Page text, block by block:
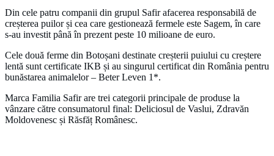
Din cele patru companii din grupul Safir afacerea responsabilă de
creșterea puilor și cea care gestionează fermele este Sagem, în care
s-au investit până în prezent peste 10 milioane de euro.
Cele două ferme din Botoșani destinate creșterii puiului cu creștere
lentă sunt certificate IKB și au singurul certificat din România pentru
bunăstarea animalelor – Beter Leven 1*.
Marca Familia Safir are trei categorii principale de produse la
vânzare către consumatorul final: Deliciosul de Vaslui, Zdravăn
Moldovenesc și Răsfăț Românesc.